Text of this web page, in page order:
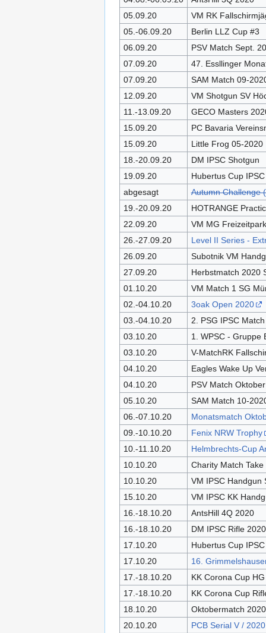
05.09.20
VM RK
05.-06.09.20
Berlin LLZ Cup #3
06.09.20
PSV Match Sept.
07.09.20
47. Essllinger
07.09.20
SAM Match 09-
12.09.20
VM Shotgun SV
11.-13.09.20
GECO Masters
15.09.20
PC Bavaria
15.09.20
Little Frog 05-2020
18.-20.09.20
DM IPSC Shotgun
19.09.20
Hubertus Cup
abgesagt
Autumn Challenge
19.-20.09.20
HOTRANGE
22.09.20
VM MG
26.-27.09.20
Level II Series -
26.09.20
Subotnik VM
27.09.20
Herbstmatch 2020
01.10.20
VM Match 1 SG
02.-04.10.20
3oak Open 2020
03.-04.10.20
2. PSG IPSC Match
03.10.20
1. WPSC - Gruppe
03.10.20
V-MatchRK
04.10.20
Eagles Wake Up
04.10.20
PSV Match
05.10.20
SAM Match 10-
06.-07.10.20
Monatsmatch
09.-10.10.20
Fenix NRW Trophy
10.-11.10.20
Helmbrechts-Cup
10.10.20
Charity Match Take
10.10.20
VM IPSC Handgun
15.10.20
VM IPSC KK
16.-18.10.20
AntsHill 4Q 2020
16.-18.10.20
DM IPSC Rifle 2020
17.10.20
Hubertus Cup
17.10.20
16.
17.-18.10.20
KK Corona Cup
17.-18.10.20
KK Corona Cup
18.10.20
Oktobermatch
20.10.20
PCB Serial V / 2020